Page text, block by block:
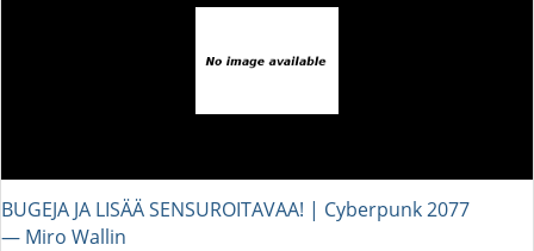
BUGEJA JA LISÄÄ SENSUROITAVAA! | Cyberpunk 2077
― Miro Wallin